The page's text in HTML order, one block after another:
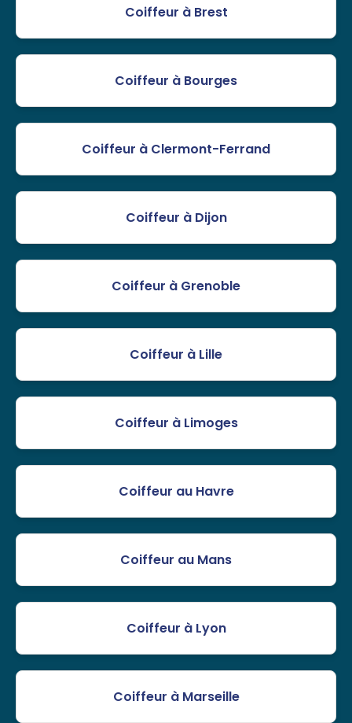
Coiffeur à Brest
Coiffeur à Bourges
Coiffeur à Clermont-Ferrand
Coiffeur à Dijon
Coiffeur à Grenoble
Coiffeur à Lille
Coiffeur à Limoges
Coiffeur au Havre
Coiffeur au Mans
Coiffeur à Lyon
Coiffeur à Marseille